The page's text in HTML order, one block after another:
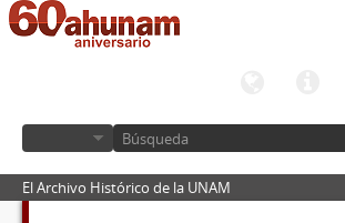
El Archivo Histórico de la UNAM